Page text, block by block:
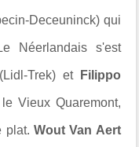
Deceuninck) qui
Néerlandais s'est
(Lidl-Trek) et Filippo
Vieux Quaremont,
plat. Wout Van Aert